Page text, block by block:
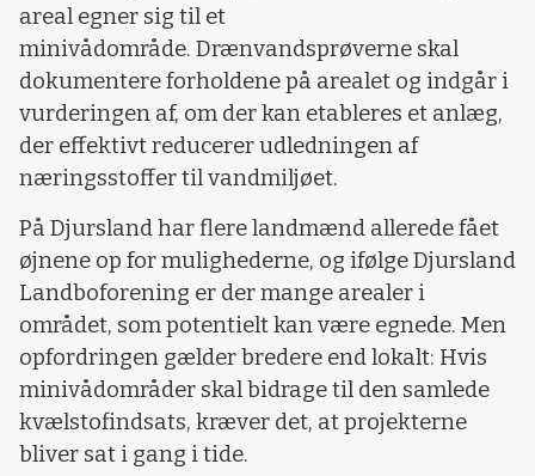
areal egner sig til et
minivådområde. Drænvandsprøverne skal
dokumentere forholdene på arealet og indgår i
vurderingen af, om der kan etableres et anlæg,
der effektivt reducerer udledningen af
næringsstoffer til vandmiljøet.
På Djursland har flere landmænd allerede fået
øjnene op for mulighederne, og ifølge Djursland
Landboforening er der mange arealer i
området, som potentielt kan være egnede. Men
opfordringen gælder bredere end lokalt: Hvis
minivådområder skal bidrage til den samlede
kvælstofindsats, kræver det, at projekterne
bliver sat i gang i tide.